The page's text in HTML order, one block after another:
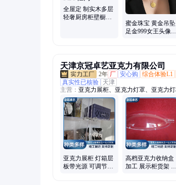
全屋定 制实木多层
轻奢厨房柜壁橱柜
蜜金珠宝 黄金吊坠
足金999女王头像硬
天津京冠卓艺亚克力有限公司
2年 厂 安心购 综合体验L1
真实性已核验
天津
主营： 亚克力展柜、亚克力灯罩、亚克力
克力、弧形有机玻璃、曲面有机玻璃、透
机玻璃模型、挡风有机玻璃、舱盖有机玻
津亚克力定制、有机玻璃加工、亚克力加
招牌门头加工、亚克公共标牌、银饰玻璃
工、无人机透明罩、无尘车间隔板、亚克
亚克力展柜 灯箱层
板带光源 可调节高
高档亚克力收纳盒
加工 展示柜货架 举